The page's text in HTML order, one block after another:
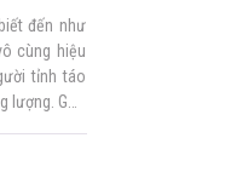
đến như
cùng hiệu
tỉnh táo
lượng. Góc